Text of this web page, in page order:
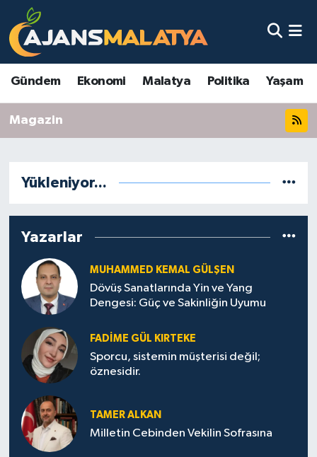
Gündem Ekonomi Malatya Politika Yaşam
Magazin
Yükleniyor...
Yazarlar
MUHAMMED KEMAL GÜLŞEN
Dövüş Sanatlarında Yin ve Yang
Dengesi: Güç ve Sakinliğin Uyumu
FADIME GÜL KIRTEKE
Sporcu, sistemin müşterisi değil;
öznesidir.
TAMER ALKAN
Milletin Cebinden Vekilin Sofrasına
Asayiş
Eğitim
Kadın
Kültür & Sanat
Magazin
Politika
Sağlık
Spor
Teknoloji
Malatya Nöbetçi Eczaneler
Malatya Namaz Vakitleri
Tüm Manşetler
Son Dakika Haberleri
Haber Arşivi